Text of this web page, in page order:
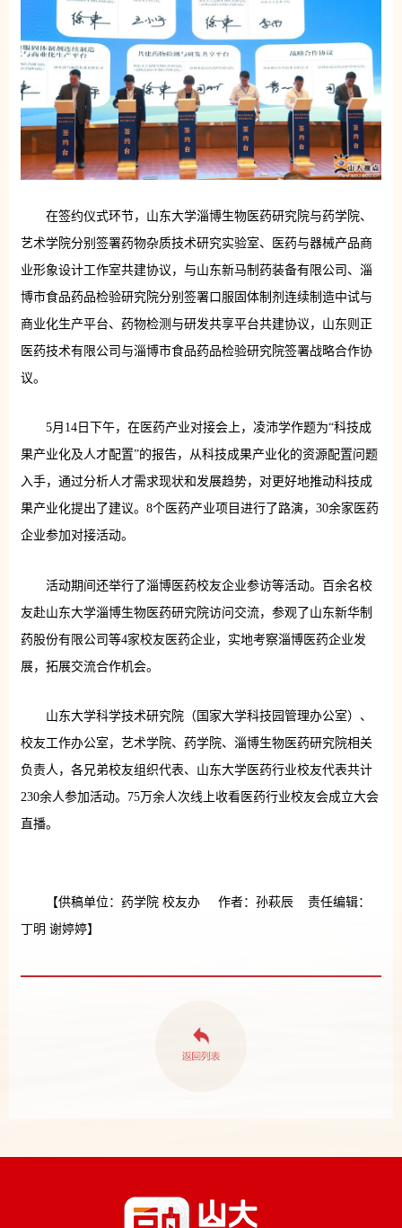
在签约仪式环节，山东大学淄博生物医药研究院与药学院、
艺术学院分别签署药物杂质技术研究实验室、医药与器械产品商
业形象设计工作室共建协议，与山东新马制药装备有限公司、淄
博市食品药品检验研究院分别签署口服固体制剂连续制造中试与
商业化生产平台、药物检测与研发共享平台共建协议，山东则正
医药技术有限公司与淄博市食品药品检验研究院签署战略合作协
议。
5月14日下午，在医药产业对接会上，凌沛学作题为“科技成
果产业化及人才配置”的报告，从科技成果产业化的资源配置问题
入手，通过分析人才需求现状和发展趋势，对更好地推动科技成
果产业化提出了建议。8个医药产业项目进行了路演，30余家医药
企业参加对接活动。
活动期间还举行了淄博医药校友企业参访等活动。百余名校
友赴山东大学淄博生物医药研究院访问交流，参观了山东新华制
药股份有限公司等4家校友医药企业，实地考察淄博医药企业发
展，拓展交流合作机会。
山东大学科学技术研究院（国家大学科技园管理办公室）、
校友工作办公室，艺术学院、药学院、淄博生物医药研究院相关
负责人，各兄弟校友组织代表、山东大学医药行业校友代表共计
230余人参加活动。75万余人次线上收看医药行业校友会成立大会
直播。
【供稿单位：药学院 校友办 作者：孙萩辰 责任编辑：
丁明 谢婷婷】